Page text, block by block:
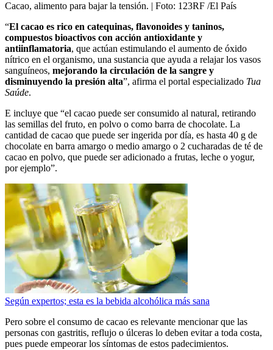
Cacao, alimento para bajar la tensión. | Foto: 123RF /El País
“El cacao es rico en catequinas, flavonoides y taninos,
compuestos bioactivos con acción antioxidante y
antiinflamatoria, que actúan estimulando el aumento de óxido
nítrico en el organismo, una sustancia que ayuda a relajar los vasos
sanguíneos, mejorando la circulación de la sangre y
disminuyendo la presión alta”, afirma el portal especializado Tua
Saúde.
E incluye que “el cacao puede ser consumido al natural, retirando
las semillas del fruto, en polvo o como barra de chocolate. La
cantidad de cacao que puede ser ingerida por día, es hasta 40 g de
chocolate en barra amargo o medio amargo o 2 cucharadas de té de
cacao en polvo, que puede ser adicionado a frutas, leche o yogur,
por ejemplo”.
Según expertos; esta es la bebida alcohólica más sana
Pero sobre el consumo de cacao es relevante mencionar que las
personas con gastritis, reflujo o úlceras lo deben evitar a toda costa,
pues puede empeorar los síntomas de estos padecimientos.